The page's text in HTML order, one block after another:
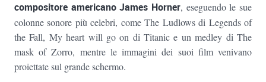
compositore americano James Horner, eseguendo le sue
colonne sonore più celebri, come The Ludlows di Legends of
the Fall, My heart will go on di Titanic e un medley di The
mask of Zorro, mentre le immagini dei suoi film venivano
proiettate sul grande schermo.